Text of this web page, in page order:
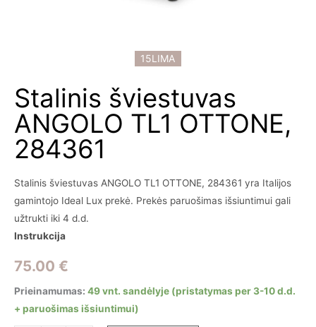
15LIMA
Stalinis šviestuvas
ANGOLO TL1 OTTONE,
284361
Stalinis šviestuvas ANGOLO TL1 OTTONE, 284361 yra Italijos
gamintojo Ideal Lux prekė. Prekės paruošimas išsiuntimui gali
užtrukti iki 4 d.d.
Instrukcija
75.00 €
Prieinamumas: 49 vnt. sandėlyje (pristatymas per 3-10 d.d.
+ paruošimas išsiuntimui)